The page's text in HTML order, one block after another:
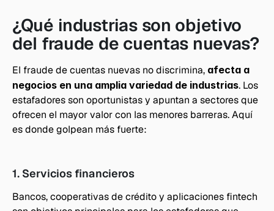
¿Qué industrias son objetivo
del fraude de cuentas nuevas?
El fraude de cuentas nuevas no discrimina, afecta a
negocios en una amplia variedad de industrias. Los
estafadores son oportunistas y apuntan a sectores que
ofrecen el mayor valor con las menores barreras. Aquí
es donde golpean más fuerte:
1. Servicios financieros
Bancos, cooperativas de crédito y aplicaciones fintech